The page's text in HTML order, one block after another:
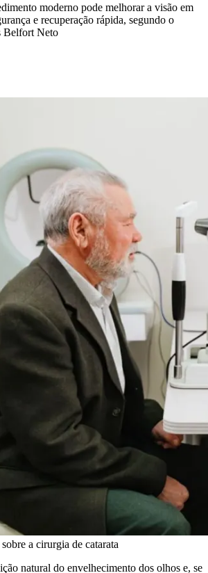
moderno pode melhorar a visão em
e recuperação rápida, segundo o
Belfort Neto
a cirurgia de catarata
natural do envelhecimento dos olhos e, se